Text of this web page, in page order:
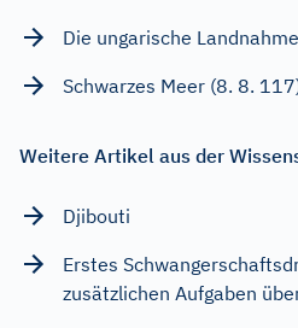
Die ungarische
Schwarzes Meer (8. 8.
Weitere Artikel aus der
Djibouti
Erstes
zusätzlichen Aufgaben